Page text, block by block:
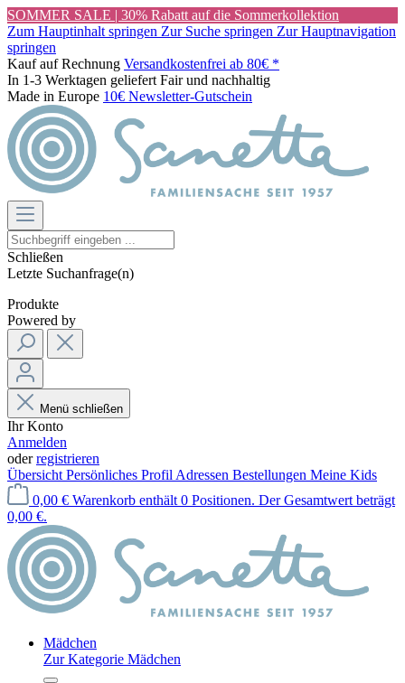
SOMMER SALE | 30% Rabatt auf die Sommerkollektion
Zum Hauptinhalt springen Zur Suche springen Zur Hauptnavigation
springen
Kauf auf Rechnung Versandkostenfrei ab 80€ *
In 1-3 Werktagen geliefert Fair und nachhaltig
Made in Europe 10€ Newsletter-Gutschein
Schließen
Letzte Suchanfrage(n)
Produkte
Powered by
Menü schließen
Ihr Konto
Anmelden
oderregistrieren
Übersicht Persönliches Profil Adressen Bestellungen Meine Kids
0,00 € Warenkorb enthält 0 Positionen. Der Gesamtwert beträgt
0,00 €.
Mädchen
Zur Kategorie Mädchen